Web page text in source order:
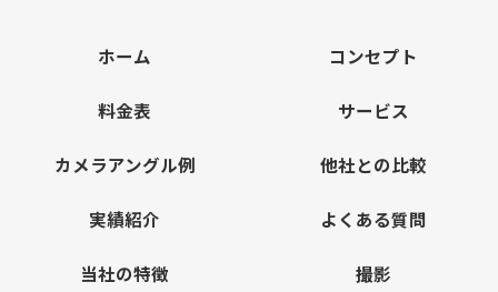
ホーム コンセプト
料金表 サービス
カメラアングル例 他社との比較
実績紹介 よくある質問
当社の特徴 撮影